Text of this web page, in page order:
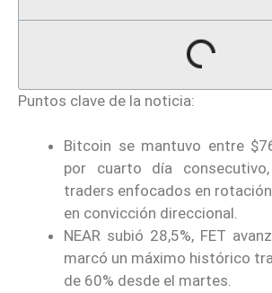
Puntos clave de la noticia:
Bitcoin se mantuvo entre
por cuarto día
traders enfocados en
en convicción direccional.
NEAR subió 28,5%, FET
marcó un máximo histórico
de 60% desde el martes.